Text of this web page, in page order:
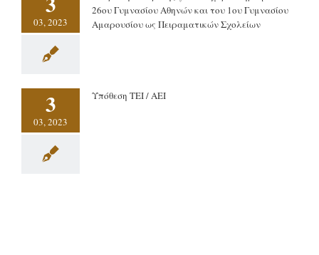
03, 2023
26ου Γυμνασίου Αθηνών και του 1ου Γυμνασίου
Αμαρουσίου ως Πειραματικών Σχολείων
3
03, 2023
Υπόθεση ΤΕΙ / ΑΕΙ